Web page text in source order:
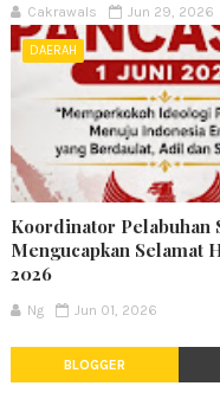
Cakrawals Jun 29, 2026
DAERAH
Koordinator Pelabuhan
Mengucapkan Selamat
2026
Ng Jun 01, 2026
BLOGGER